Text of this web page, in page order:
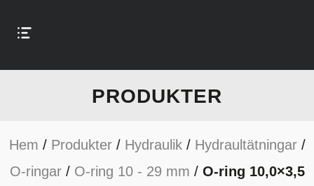
PRODUKTER
Hem / Produkter/ Hydraulik/ Hydraultätningar/
O-ringar/ O-ring 10 - 29 mm / O-ring 10,0×3,5